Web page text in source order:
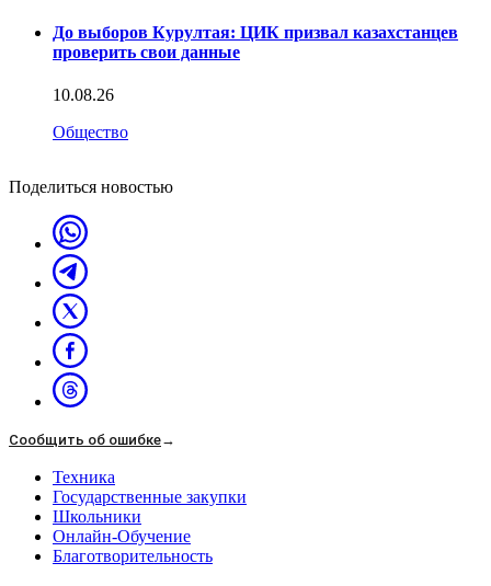
До выборов Курултая: ЦИК призвал казахстанцев
проверить свои данные
10.08.26
Общество
Поделиться новостью
Сообщить об ошибке→
Техника
Государственные закупки
Школьники
Онлайн-Обучение
Благотворительность